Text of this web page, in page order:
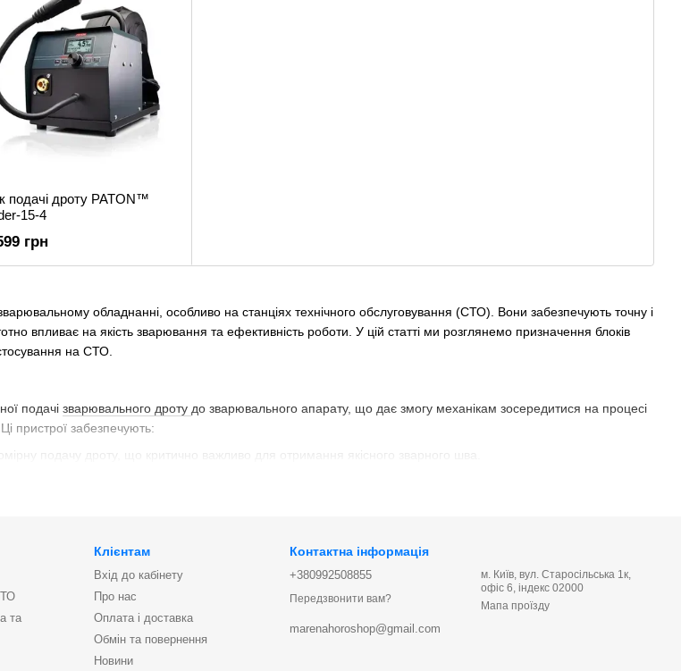
обладнанні, особливо на станціях технічного обслуговування (СТО). Вони забезпечують точну і
впливає на якість зварювання та ефективність роботи. У цій статті ми розглянемо призначення блоків
на СТО.
подачі зварювального дроту до зварювального апарату, що дає змогу механікам зосередитися на процесі
пристрої забезпечують:
подачу дроту, що критично важливо для отримання якісного зварного шва.
механічні системи для подачі дроту. Вони прості у використанні та надійні, але можуть вимагати більше
моторами, що дає змогу точно контролювати швидкість подачі. Такі блоки зазвичай більш універсальні і
подачі дроту PATON™
15-4
грн
та
Клієнтам
Вхід до кабінету
Про нас
Оплата і доставка
Обмін та повернення
Новини
Контактна інформація
+380992508855
Передзвонити вам?
marenahoroshop@gmail.com
м. Київ, вул. Старосільська 1к,
офіс 6, індекс 02000
Мапа проїзду